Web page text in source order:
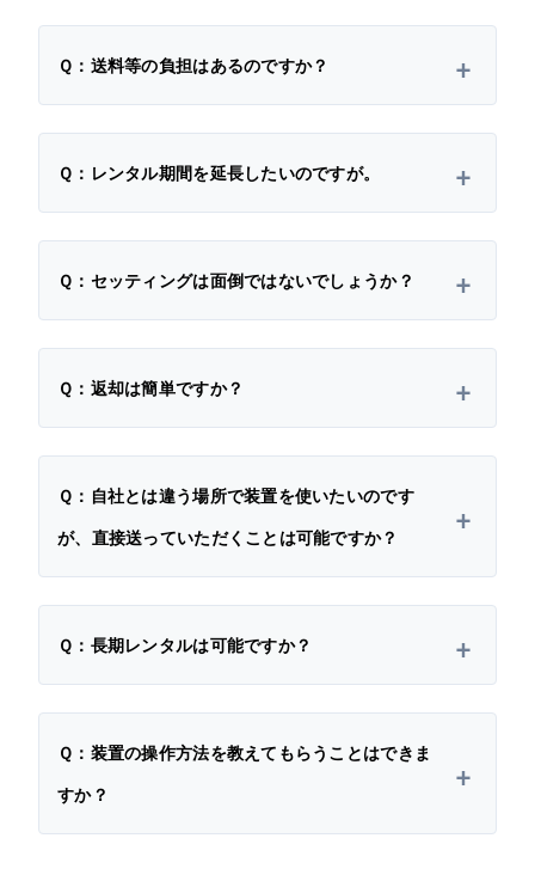
Ｑ：送料等の負担はあるのですか？
Ｑ：レンタル期間を延長したいのですが。
Ｑ：セッティングは面倒ではないでしょうか？
Ｑ：返却は簡単ですか？
Ｑ：自社とは違う場所で装置を使いたいのです
が、直接送っていただくことは可能ですか？
Ｑ：長期レンタルは可能ですか？
Ｑ：装置の操作方法を教えてもらうことはできま
すか？